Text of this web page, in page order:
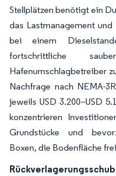
Stellplätzen benötigt ein
das Lastmanagement
bei einem
fortschrittliche
Hafenumschlagbetreiber
Nachfrage nach NEMA-
jeweils USD 3.200–USD
konzentrieren
Grundstücke und
Boxen, die Bodenfläche